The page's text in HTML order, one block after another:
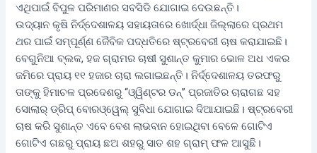
ଏଥିପାଇଁ ବିପୁଳ ପରିମାଣର ସବସିଡି ଯୋଗାଇ ଦେଉଛନ୍ତି।
ଉଦ୍ୟାନ କୃଷି ନିର୍ଦ୍ଦେଶାଳୟ ସହାୟତାରେ ଖୋର୍ଦ୍ଧା ଜିଲ୍ଲାରେ ପ୍ରଥମ
ଥର ପାଇଁ ସମ୍ପୂର୍ଣ୍ଣ ଜୈବିକ ପଦ୍ଧତିରେ ଷ୍ଟ୍ରବେରୀ ଚାଷ କରାଯାଇଛି।
ବେଗୁନିଆ ବ୍ଲକ, ହଜ ଗ୍ରାମର ଚାଷୀ ସୁଶାନ୍ତ କୁମାର ଭୋଳ ଅଧ ଏକର
ଜମିରେ ପ୍ରାୟ ୧୧ ହଜାର ଚାରା ଲଗାଇଛନ୍ତି। ନିର୍ଦ୍ଦେଶାଳୟ ତରଫରୁ
ତାଙ୍କୁ ହିମାଚଳ ପ୍ରଦେଶରୁ “ଓ୍ୱିଣ୍ଟର ଡନ୍” ପ୍ରଜାତିର ଚାରାଗଛ ସହ
ସୋଲାର୍ ଡ୍ରିପ୍ ବୋରଓ୍ୱେଲ୍ ସୁବିଧା ଯୋଗାଇ ଦିଆଯାଇଛି। ଷ୍ଟ୍ରବେରୀ
ଚାଷ କରି ସୁଶାନ୍ତ ଏବେ ବେଶ ଲାଭବାନ ହୋଇଥିବା ବେଳେ ଗୋଟିଏ
ଗୋଟିଏ ଗଛରୁ ପ୍ରାୟ ଛଅ ଶହରୁ ସାତ ଶହ ଗ୍ରାମ୍ ଫଳ ଆସୁଛି।